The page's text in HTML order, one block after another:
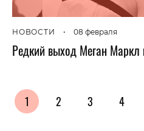
НОВОСТИ • 08 февраля
Редкий выход Меган Маркл
1 2 3 4